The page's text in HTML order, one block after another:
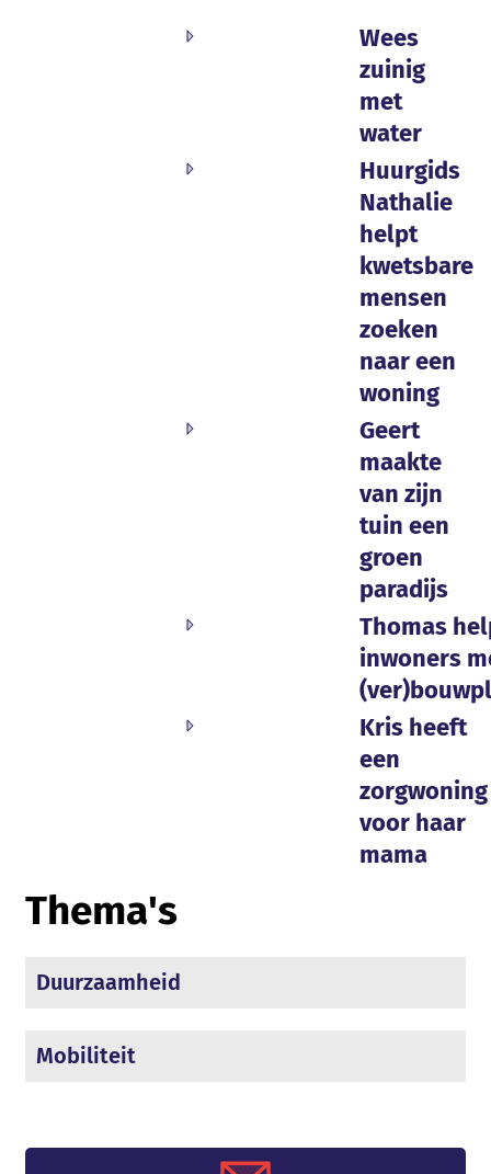
Wees
zuinig
met
water
Huurgids
Nathalie
helpt
kwetsbare
mensen
zoeken
naar een
woning
Geert
maakte
van zijn
tuin een
groen
paradijs
Thomas
inwoners
Kris heeft
een
zorgwoning
voor haar
mama
Thema's
Duurzaamheid
Mobiliteit